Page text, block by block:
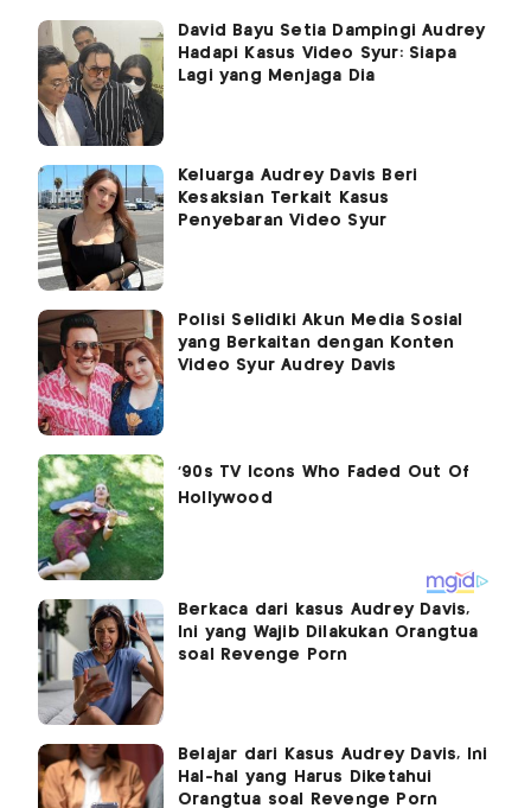
David Bayu Setia Dampingi Audrey
Hadapi Kasus Video Syur: Siapa
Lagi yang Menjaga Dia
Keluarga Audrey Davis Beri
Kesaksian Terkait Kasus
Penyebaran Video Syur
Polisi Selidiki Akun Media Sosial
yang Berkaitan dengan Konten
Video Syur Audrey Davis
Berkaca dari kasus Audrey Davis,
Ini yang Wajib Dilakukan Orangtua
soal Revenge Porn
Belajar dari Kasus Audrey Davis, Ini
Hal-hal yang Harus Diketahui
Orangtua soal Revenge Porn